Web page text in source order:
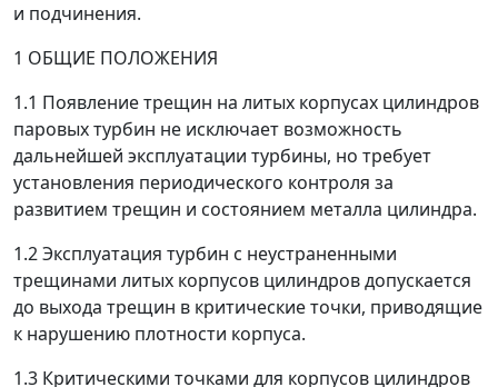
и подчинения.
1 ОБЩИЕ ПОЛОЖЕНИЯ
1.1 Появление трещин на литых корпусах цилиндров
паровых турбин не исключает возможность
дальнейшей эксплуатации турбины, но требует
установления периодического контроля за
развитием трещин и состоянием металла цилиндра.
1.2 Эксплуатация турбин с неустраненными
трещинами литых корпусов цилиндров допускается
до выхода трещин в критические точки, приводящие
к нарушению плотности корпуса.
1.3 Критическими точками для корпусов цилиндров